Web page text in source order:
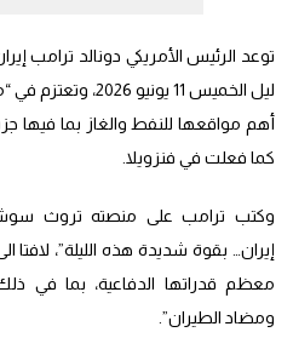
توعد الرئيس الأمريكي دونالد
ليل الخميس 11
أهم مواقعها للنفط والغاز بما فيها
كما فعلت في فنزويلا.
وكتب ترامب على منصته تروث
إيران… بقوة شديدة هذه الليلة”،
معظم قدراتها الدفاعية، بما في ذلك
ومضاد الطيران”.